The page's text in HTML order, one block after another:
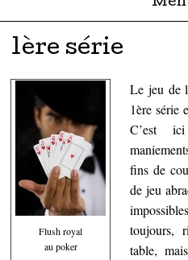
Passer directement au contenu
1ère série
Flush royal
au poker
Le jeu de
1ère série
C’est
fins de
de jeu
toujours,
table,